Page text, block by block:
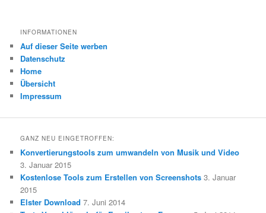
INFORMATIONEN
Auf dieser Seite werben
Datenschutz
Home
Übersicht
Impressum
GANZ NEU EINGETROFFEN:
Konvertierungstools zum umwandeln von Musik und Video
3. Januar 2015
Kostenlose Tools zum Erstellen von Screenshots 3. Januar
2015
Elster Download 7. Juni 2014